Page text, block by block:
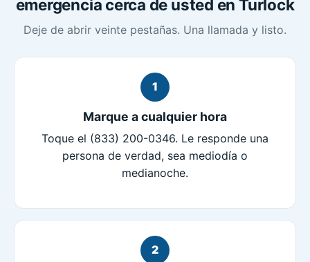
emergencia cerca de usted en Turlock
Deje de abrir veinte pestañas. Una llamada y listo.
1
Marque a cualquier hora
Toque el (833) 200-0346. Le responde una
persona de verdad, sea mediodía o
medianoche.
2